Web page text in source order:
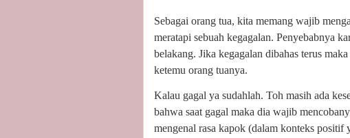
Sebagai orang tua, kita memang wajib
meratapi sebuah kegagalan. Penyebabnya
belakang. Jika kegagalan dibahas terus
ketemu orang tuanya.
Kalau gagal ya sudahlah. Toh masih ada
bahwa saat gagal maka dia wajib
mengenal rasa kapok (dalam konteks positif